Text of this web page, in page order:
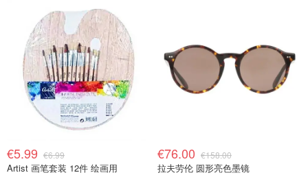
€5.99 €6.99
Artist 画笔套装 12件 绘画用
€76.00 €158.00
拉夫劳伦 圆形亮色墨镜